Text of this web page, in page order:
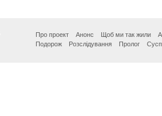
Про проект Анонс Щоб ми так жили
Подорож
Розслідування Пролог